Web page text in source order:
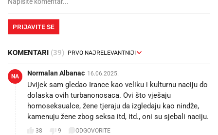
PRIJAVITE SE
KOMENTARI (39)
NA Normalan Albanac 16.06.2025.
Uvijek sam gledao Irance kao veliku i kulturnu naciju do
dolaska ovih turbanonosaca. Ovi što vješaju
homoseksualce, žene tjeraju da izgledaju kao nindže,
kamenuju žene zbog seksa itd, itd., oni su sjebali naciju.
38 9 ODGOVORITE